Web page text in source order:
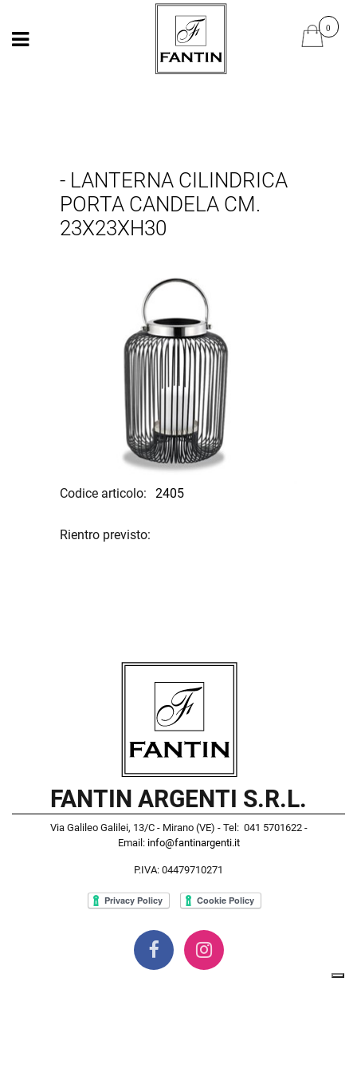
Open Open
- LANTERNA CILINDRICA
PORTA CANDELA CM.
23X23XH30
Codice articolo: 2405
Rientro previsto:
FANTIN ARGENTI S.R.L.
Via Galileo Galilei, 13/C - Mirano (VE) - Tel: 041 5701622 -
Email: info@fantinargenti.it
P.IVA: 04479710271